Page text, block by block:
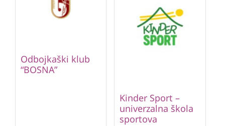
Odbojkaški klub
“BOSNA”
Kinder Sport –
univerzalna škola
sportova